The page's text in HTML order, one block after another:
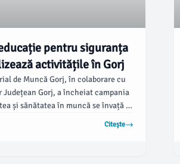
pentru siguranța
activitățile în Gorj
de Muncă Gorj, în colaborare cu
Județean Gorj, a încheiat campania
și sănătatea în muncă se învață în
viața”. Acest program, destinat
profesionale, a avut ca scop
Citește